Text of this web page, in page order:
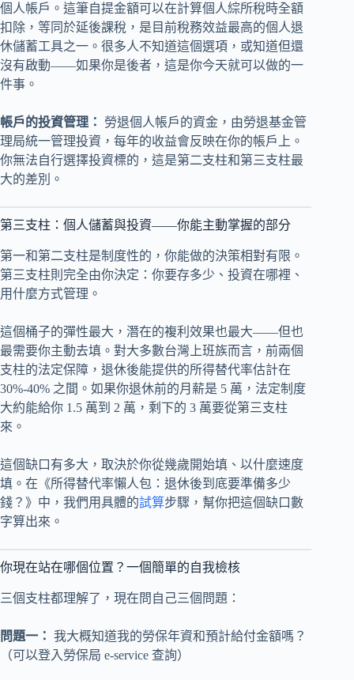
個人帳戶。這筆自提金額可以在計算個人綜所稅時全額
扣除，等同於延後課稅，是目前稅務效益最高的個人退
休儲蓄工具之一。很多人不知道這個選項，或知道但還
沒有啟動——如果你是後者，這是你今天就可以做的一
件事。
帳戶的投資管理：
勞退個人帳戶的資金，由勞退基金管
理局統一管理投資，每年的收益會反映在你的帳戶上。
你無法自行選擇投資標的，這是第二支柱和第三支柱最
大的差別。
第三支柱：個人儲蓄與投資——你能主動掌握的部分
第一和第二支柱是制度性的，你能做的決策相對有限。
第三支柱則完全由你決定：你要存多少、投資在哪裡、
用什麼方式管理。
這個桶子的彈性最大，潛在的複利效果也最大——但也
最需要你主動去填。對大多數台灣上班族而言，前兩個
支柱的法定保障，退休後能提供的所得替代率估計在
30%-40% 之間。如果你退休前的月薪是 5 萬，法定制度
大約能給你 1.5 萬到 2 萬，剩下的 3 萬要從第三支柱
來。
這個缺口有多大，取決於你從幾歲開始填、以什麼速度
填。在《所得替代率懶人包：退休後到底要準備多少
錢？》中，我們用具體的試算步驟，幫你把這個缺口數
字算出來。
你現在站在哪個位置？一個簡單的自我檢核
三個支柱都理解了，現在問自己三個問題：
問題一： 我大概知道我的勞保年資和預計給付金額嗎？
（可以登入勞保局 e-service 查詢）